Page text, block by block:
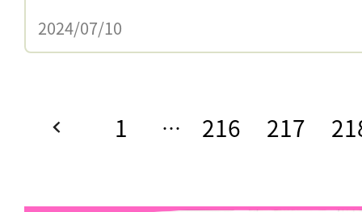
2024/07/10
1 … 216 217